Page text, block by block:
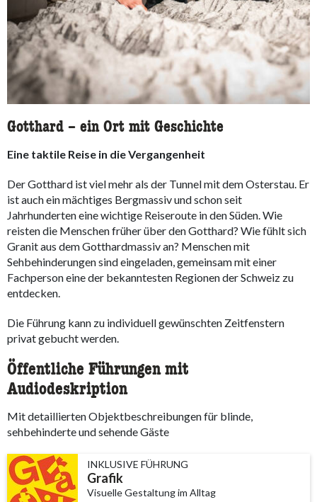
Gotthard – ein Ort mit Geschichte
Eine taktile Reise in die Vergangenheit
Der Gotthard ist viel mehr als der Tunnel mit dem Osterstau. Er
ist auch ein mächtiges Bergmassiv und schon seit
Jahrhunderten eine wichtige Reiseroute in den Süden. Wie
reisten die Menschen früher über den Gotthard? Wie fühlt sich
Granit aus dem Gotthardmassiv an? Menschen mit
Sehbehinderungen sind eingeladen, gemeinsam mit einer
Fachperson eine der bekanntesten Regionen der Schweiz zu
entdecken.
Die Führung kann zu individuell gewünschten Zeitfenstern
privat gebucht werden.
Öffentliche Führungen mit
Audiodeskription
Mit detaillierten Objektbeschreibungen für blinde,
sehbehinderte und sehende Gäste
INKLUSIVE FÜHRUNG
Grafik
Visuelle Gestaltung im Alltag